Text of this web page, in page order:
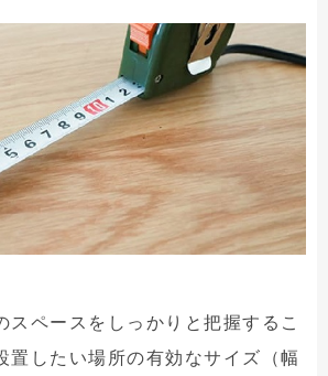
スペースをしっかりと把握するこ
置したい場所の有効なサイズ（幅